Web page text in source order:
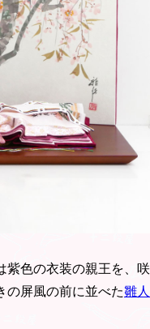
紫色の衣装の親王を、咲
の屏風の前に並べた雛人